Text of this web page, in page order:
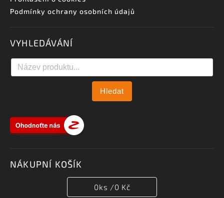
Podmínky ochrany osobních údajů
VYHLEDÁVÁNÍ
Hledat
NÁKUPNÍ KOŠÍK
0ks /0 Kč